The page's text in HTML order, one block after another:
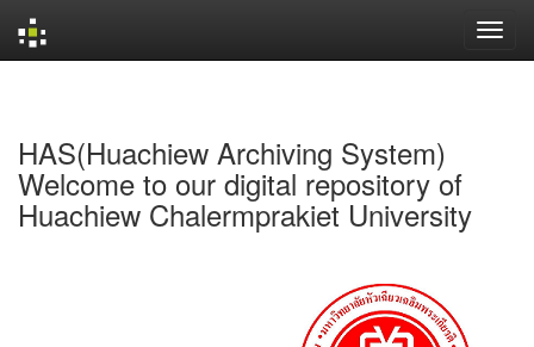
HAS(Huachiew Archiving System)
Welcome to our digital repository of
Huachiew Chalermprakiet University